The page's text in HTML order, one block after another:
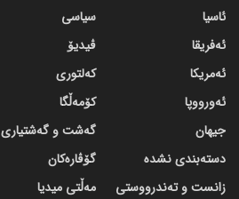
ئاسیا
ئەفریقا
ئەمریکا
ئەورووپا
جیهان
دسته‌بندی نشده
زانست و تەندرووستی
سیاسی
ڤیدیۆ
کەلتوری
کۆمەڵگا
گه‌شت و گه‌شتیاری
گۆڤاره‌کان
مەڵتی میدیا